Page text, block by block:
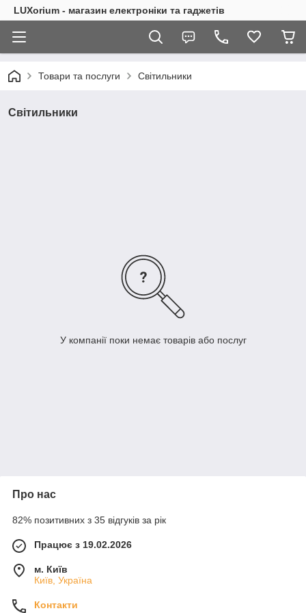
LUXorium - магазин електроніки та гаджетів
Товари та послуги Світильники
Світильники
У компанії поки немає товарів або послуг
Про нас
82% позитивних з 35 відгуків за рік
Працює з 19.02.2026
м. Київ
Київ, Україна
Контакти